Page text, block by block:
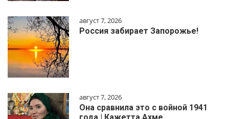
август 7, 2026
Россия забирает Запорожье!
август 7, 2026
Она сравнила это с войной 1941